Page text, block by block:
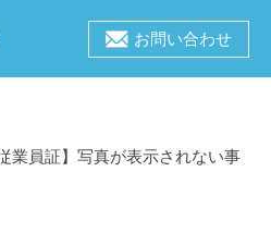
お問い合わせ
業員証】写真が表示されない事